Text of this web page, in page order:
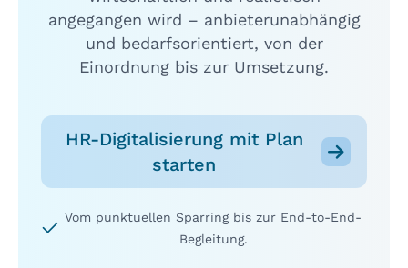
angegangen wird – anbieterunabhängig
und bedarfsorientiert, von der
Einordnung bis zur Umsetzung.
HR-Digitalisierung mit Plan
starten
Vom punktuellen Sparring bis zur End-to-End-
Begleitung.